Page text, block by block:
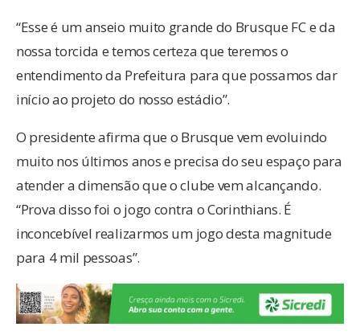
“Esse é um anseio muito grande do Brusque FC e da
nossa torcida e temos certeza que teremos o
entendimento da Prefeitura para que possamos dar
início ao projeto do nosso estádio”.
O presidente afirma que o Brusque vem evoluindo
muito nos últimos anos e precisa do seu espaço para
atender a dimensão que o clube vem alcançando.
“Prova disso foi o jogo contra o Corinthians. É
inconcebível realizarmos um jogo desta magnitude
para 4 mil pessoas”.